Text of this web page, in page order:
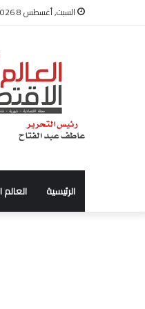
السبت, أغسطس 8 2026
الرئيسية